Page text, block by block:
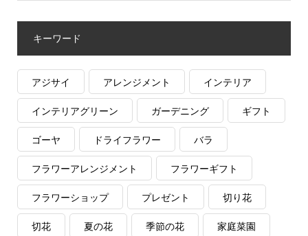
キーワード
アジサイ アレンジメント インテリア
インテリアグリーン ガーデニング ギフト
ゴーヤ ドライフラワー バラ
フラワーアレンジメント フラワーギフト
フラワーショップ プレゼント 切り花
切花 夏の花 季節の花 家庭菜園